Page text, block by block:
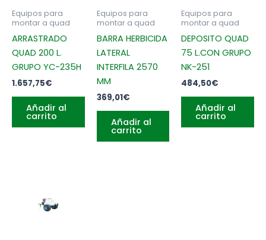
Equipos para
montar a quad
ARRASTRADO
QUAD 200 L.
GRUPO YC-235H
1.657,75€
Añadir al
carrito
Equipos para
montar a quad
BARRA HERBICIDA
LATERAL
INTERFILA 2570
MM
369,01€
Añadir al
carrito
Equipos para
montar a quad
DEPOSITO QUAD
75 L.CON GRUPO
NK-251
484,50€
Añadir al
carrito